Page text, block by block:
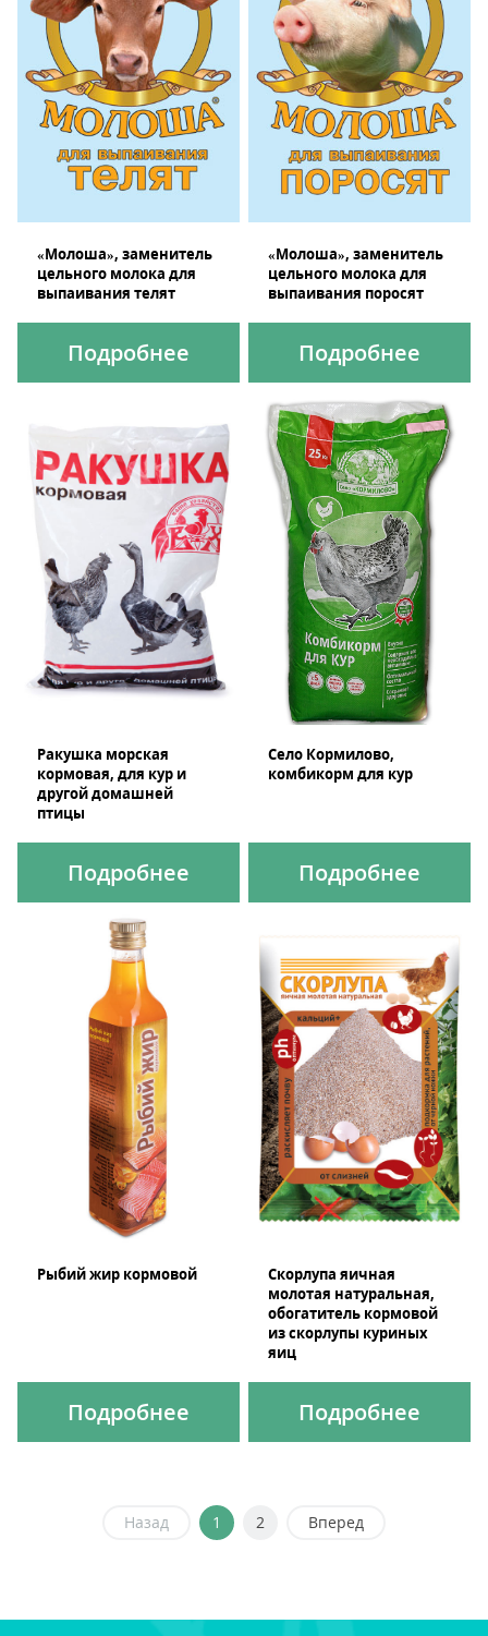
«Молоша», заменитель
цельного молока для
выпаивания телят
Подробнее
«Молоша», заменитель
цельного молока для
выпаивания поросят
Подробнее
Ракушка морская
кормовая, для кур и
другой домашней
птицы
Подробнее
Село Кормилово,
комбикорм для кур
Подробнее
Рыбий жир кормовой
Подробнее
Скорлупа яичная
молотая натуральная,
обогатитель кормовой
из скорлупы куриных
яиц
Подробнее
Назад 1 2 Вперед